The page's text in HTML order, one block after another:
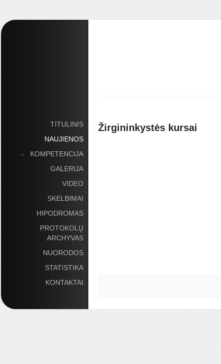
TITULINIS
NAUJIENOS
KOMPETENCIJA
GALERIJA
VIDEO
SKELBIMAI
HIPODROMAS
PROTOKOLŲ
ARCHYVAS
NUORODOS
STATISTIKA
KONTAKTAI
Žirgininkystės kursai